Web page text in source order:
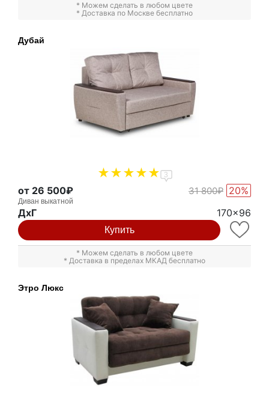
* Можем сделать в любом цвете
* Доставка по Москве бесплатно
Дубай
3
от 26 500₽ 31 800₽ 20%
Диван выкатной
ДxГ 170x96
Купить
* Можем сделать в любом цвете
* Доставка в пределах МКАД бесплатно
Этро Люкс